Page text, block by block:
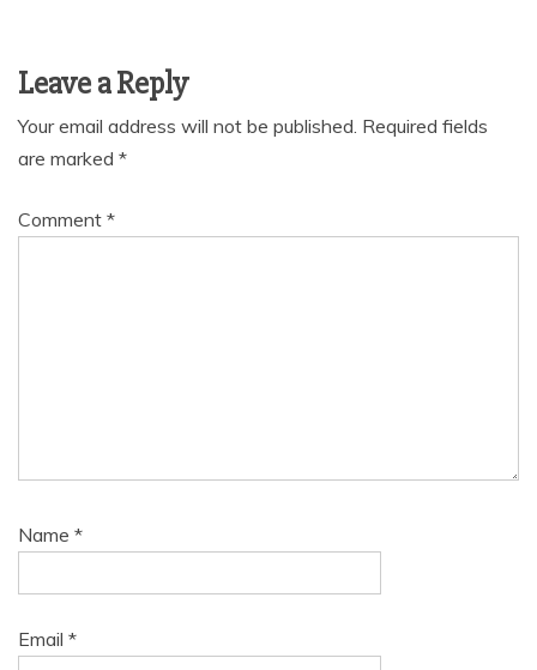
Leave a Reply
Your email address will not be published. Required fields
are marked *
Comment *
Name *
Email *